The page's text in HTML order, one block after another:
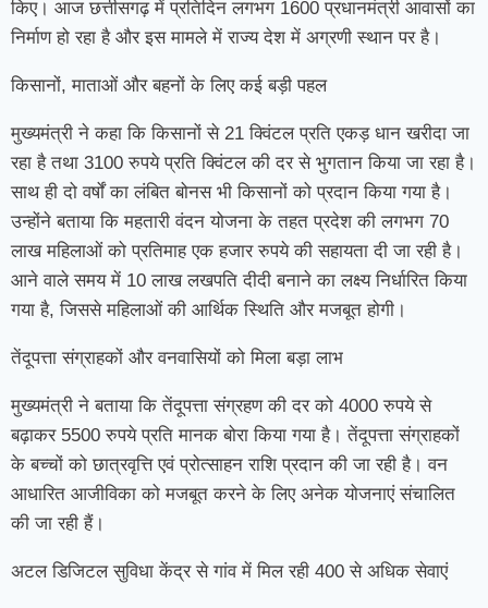
किए। आज छत्तीसगढ़ में प्रतिदिन लगभग 1600 प्रधानमंत्री आवासों का
निर्माण हो रहा है और इस मामले में राज्य देश में अग्रणी स्थान पर है।
किसानों, माताओं और बहनों के लिए कई बड़ी पहल
मुख्यमंत्री ने कहा कि किसानों से 21 क्विंटल प्रति एकड़ धान खरीदा जा
रहा है तथा 3100 रुपये प्रति क्विंटल की दर से भुगतान किया जा रहा है।
साथ ही दो वर्षों का लंबित बोनस भी किसानों को प्रदान किया गया है।
उन्होंने बताया कि महतारी वंदन योजना के तहत प्रदेश की लगभग 70
लाख महिलाओं को प्रतिमाह एक हजार रुपये की सहायता दी जा रही है।
आने वाले समय में 10 लाख लखपति दीदी बनाने का लक्ष्य निर्धारित किया
गया है, जिससे महिलाओं की आर्थिक स्थिति और मजबूत होगी।
तेंदूपत्ता संग्राहकों और वनवासियों को मिला बड़ा लाभ
मुख्यमंत्री ने बताया कि तेंदूपत्ता संग्रहण की दर को 4000 रुपये से
बढ़ाकर 5500 रुपये प्रति मानक बोरा किया गया है। तेंदूपत्ता संग्राहकों
के बच्चों को छात्रवृत्ति एवं प्रोत्साहन राशि प्रदान की जा रही है। वन
आधारित आजीविका को मजबूत करने के लिए अनेक योजनाएं संचालित
की जा रही हैं।
अटल डिजिटल सुविधा केंद्र से गांव में मिल रही 400 से अधिक सेवाएं